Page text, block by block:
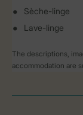
Sèche-linge
Lave-linge
The descriptions,
accommodation are